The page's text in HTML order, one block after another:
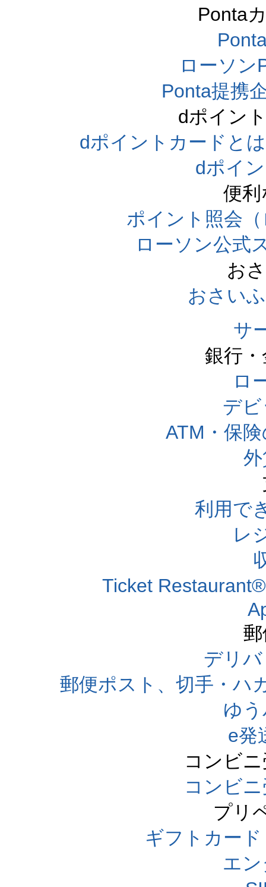
Ponta
ローソン
Ponta提携
dポイン
dポイントカードと
dポイ
便
ポイント照会
ローソン公式
お
おさい
サ
銀行
ロ
デ
ATM・保
利用で
レ
Ticket
デリ
郵便ポスト、切手・ハ
ゆ
e発
コンビ
コンビ
プリ
ギフトカー
エ